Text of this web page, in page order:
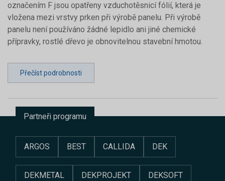
označením F jsou opatřeny vzduchotěsnicí fólií, která je
vložena mezi vrstvy prken při výrobě panelu. Při výrobě
panelu není používáno žádné lepidlo ani jiné chemické
přípravky, rostlé dřevo je obnovitelnou stavební hmotou.
Přečíst podrobnosti
Partneři programu
ARGOS BEST CALLIDA DEK
DEKMETAL DEKPROJEKT DEKSOFT